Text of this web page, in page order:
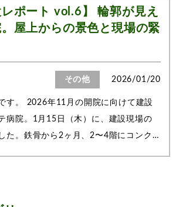
レポート vol.6】 輪郭が見え
屋上からの景色と現場の緊
その他 2026/01/20
す。 2026年11月の開院に向けて建設
病院。1月15日（木）に、建設現場の
た。鉄骨から2ヶ月、2〜4階にコンク